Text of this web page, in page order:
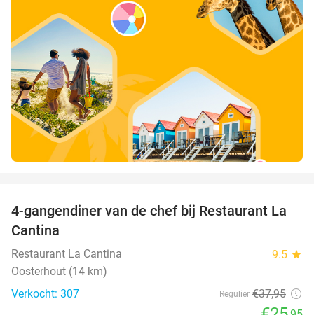
32%
4-gangendiner van de chef bij Restaurant La
Cantina
Restaurant La Cantina 9.5 star
Oosterhout (14 km)
Verkocht: 307
Regulier €37,95